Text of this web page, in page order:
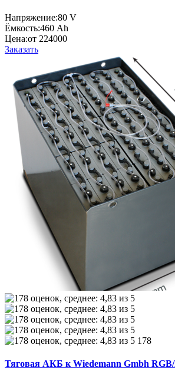
Напряжение:80 V
Ёмкость:460 Ah
Цена:от 224000
Заказать
178
Тяговая АКБ к Wiedemann Gmbh RGB/